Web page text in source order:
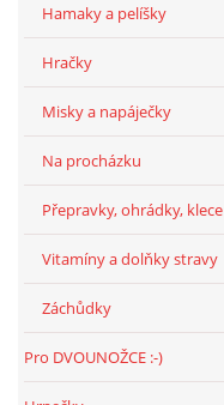
SLUŽBY
Hamaky a pelíšky
Hračky
Misky a napáječky
Na procházku
Přepravky, ohrádky, klece
Vitamíny a dolňky stravy
Záchůdky
Pro DVOUNOŽCE :-)